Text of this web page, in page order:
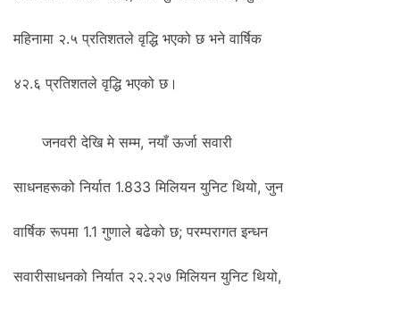
महिनामा २.५ प्रतिशतले वृद्धि भएको छ भने वार्षिक
४२.६ प्रतिशतले वृद्धि भएको छ।
जनवरी देखि मे सम्म, नयाँ ऊर्जा सवारी
साधनहरूको निर्यात 1.833 मिलियन युनिट थियो, जुन
वार्षिक रूपमा 1.1 गुणाले बढेको छ; परम्परागत इन्धन
सवारीसाधनको निर्यात २२.२२७ मिलियन युनिट थियो,